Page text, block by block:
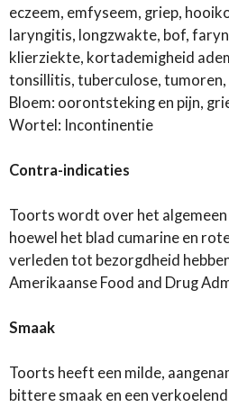
eczeem, emfyseem, griep,
laryngitis, longzwakte, bof,
klierziekte, kortademigheid
tonsillitis, tuberculose,
Bloem: oorontsteking en pijn,
Wortel: Incontinentie
Contra-indicaties
Toorts wordt over het algemeen
hoewel het blad cumarine en
verleden tot bezorgdheid
Amerikaanse Food and Drug
Smaak
Toorts heeft een milde,
bittere smaak en een